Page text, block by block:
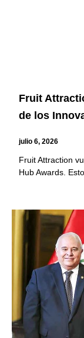
Fruit
de los
julio 6, 2026
Fruit Attraction
Hub Awards.